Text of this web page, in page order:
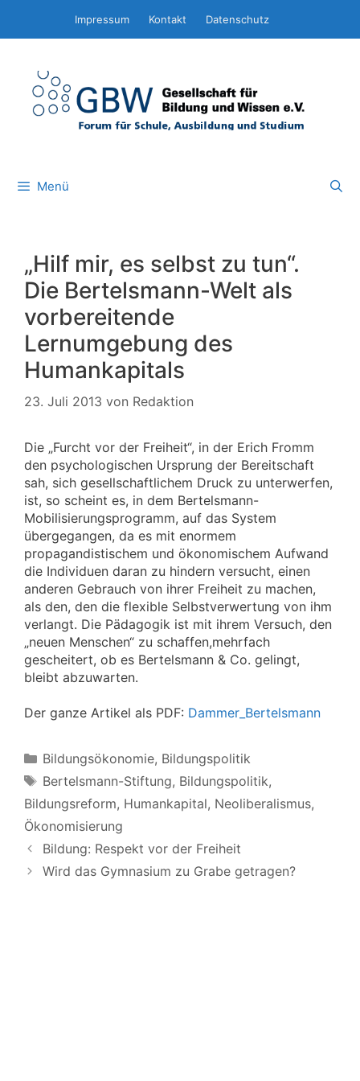
springen
Impressum Kontakt Datenschutz
Menü
„Hilf mir, es selbst zu tun“.
Die Bertelsmann-Welt als
vorbereitende
Lernumgebung des
Humankapitals
23. Juli 2013 von Redaktion
Die „Furcht vor der Freiheit“, in der Erich Fromm
den psychologischen Ursprung der Bereitschaft
sah, sich gesellschaftlichem Druck zu unterwerfen,
ist, so scheint es, in dem Bertelsmann-
Mobilisierungsprogramm, auf das System
übergegangen, da es mit enormem
propagandistischem und ökonomischem Aufwand
die Individuen daran zu hindern versucht, einen
anderen Gebrauch von ihrer Freiheit zu machen,
als den, den die flexible Selbstverwertung von ihm
verlangt. Die Pädagogik ist mit ihrem Versuch, den
„neuen Menschen“ zu schaffen,mehrfach
gescheitert, ob es Bertelsmann & Co. gelingt,
bleibt abzuwarten.
Der ganze Artikel als PDF: Dammer_Bertelsmann
Kategorien
Bildungsökonomie, Bildungspolitik
Schlagwörter
Bertelsmann-Stiftung, Bildungspolitik,
Bildungsreform, Humankapital, Neoliberalismus,
Ökonomisierung
Bildung: Respekt vor der Freiheit
Wird das Gymnasium zu Grabe getragen?